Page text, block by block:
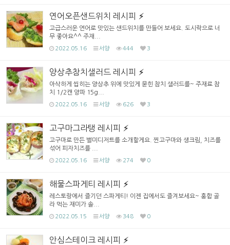
연어오픈샌드위치 레시피
고급스러운 연어로 맛있는 샌드위치를 만들어 보세요. 도시락으로 너
무 좋아요^^ 주재...
2022.05.16 서양 444 3
양상추참치샐러드 레시피
아삭하게 씹히는 양상추 위에 맛있게 묻힌 참치 샐러드를~ 주재료 참
치 1/2캔 양파 15g...
2022.05.16 서양 626 3
고구마그라탱 레시피
고구마로 만든 별미디저트를 소개할게요. 찐고구마와 생크림, 치즈를
섞어 피자치즈를 ...
2022.05.16 서양 274 0
해물스파게티 레시피
레스토랑에서 즐기던 스파게티! 이젠 집에서도 즐겨보세요~ 홍합 골
라 먹는 재미가 솔...
2022.05.15 서양 348 0
안심스테이크 레시피